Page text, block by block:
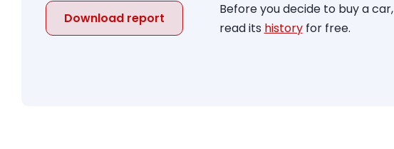
Download report
Before you decide to buy a car,
read its historyfor free.